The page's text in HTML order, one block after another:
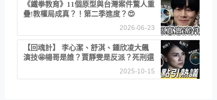
《鐵拳教育》11個原型與台灣案件驚人重
疊!教權局成真？！第二季進度？😍
2026-06-23
【回魂計】 李心潔、舒淇、鍾欣凌大飆
演技🤩楊哥是誰？賈靜雯是反派？死刑還
2025-10-15